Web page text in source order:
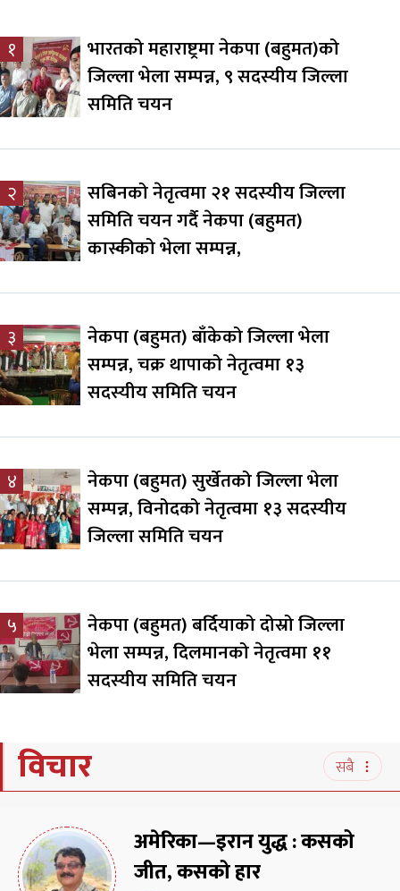
१
भारतको महाराष्ट्रमा नेकपा (बहुमत)को
जिल्ला भेला सम्पन्न, ९ सदस्यीय जिल्ला
समिति चयन
२
सबिनको नेतृत्वमा २१ सदस्यीय जिल्ला
समिति चयन गर्दै नेकपा (बहुमत)
कास्कीको भेला सम्पन्न,
३
नेकपा (बहुमत) बाँकेको जिल्ला भेला
सम्पन्न, चक्र थापाको नेतृत्वमा १३
सदस्यीय समिति चयन
४
नेकपा (बहुमत) सुर्खेतको जिल्ला भेला
सम्पन्न, विनोदको नेतृत्वमा १३ सदस्यीय
जिल्ला समिति चयन
५
नेकपा (बहुमत) बर्दियाको दोस्रो जिल्ला
भेला सम्पन्न, दिलमानको नेतृत्वमा ११
सदस्यीय समिति चयन
विचार सबै
अमेरिका—इरान युद्ध : कसको
जीत, कसको हार